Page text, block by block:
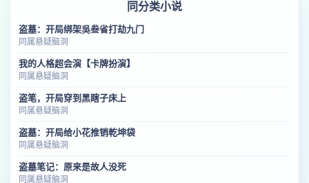
同分类小说
盗墓：开局绑架吳叁省打劫九门
同属悬疑脑洞
我的人格超会演【卡牌扮演】
同属悬疑脑洞
盗笔，开局穿到黑瞎子床上
同属悬疑脑洞
盗墓：开局给小花推销乾坤袋
同属悬疑脑洞
盗墓笔记：原来是故人没死
同属悬疑脑洞